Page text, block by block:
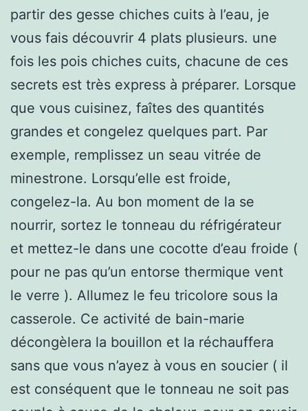
partir des gesse chiches cuits à l’eau, je
vous fais découvrir 4 plats plusieurs. une
fois les pois chiches cuits, chacune de ces
secrets est très express à préparer. Lorsque
que vous cuisinez, faîtes des quantités
grandes et congelez quelques part. Par
exemple, remplissez un seau vitrée de
minestrone. Lorsqu’elle est froide,
congelez-la. Au bon moment de la se
nourrir, sortez le tonneau du réfrigérateur
et mettez-le dans une cocotte d’eau froide (
pour ne pas qu’un entorse thermique vent
le verre ). Allumez le feu tricolore sous la
casserole. Ce activité de bain-marie
décongèlera la bouillon et la réchauffera
sans que vous n’ayez à vous en soucier ( il
est conséquent que le tonneau ne soit pas